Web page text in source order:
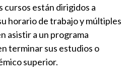
cursos están dirigidos a
horario de trabajo y múltiples
asistir a un programa
terminar sus estudios o
superior.